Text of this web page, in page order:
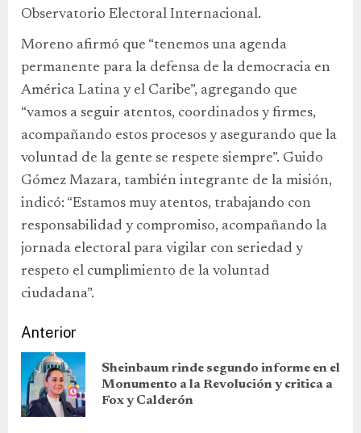
Observatorio Electoral Internacional.
Moreno afirmó que “tenemos una agenda
permanente para la defensa de la democracia en
América Latina y el Caribe”, agregando que
“vamos a seguir atentos, coordinados y firmes,
acompañando estos procesos y asegurando que la
voluntad de la gente se respete siempre”. Guido
Gómez Mazara, también integrante de la misión,
indicó: “Estamos muy atentos, trabajando con
responsabilidad y compromiso, acompañando la
jornada electoral para vigilar con seriedad y
respeto el cumplimiento de la voluntad
ciudadana”.
Anterior
Sheinbaum rinde segundo informe en el
Monumento a la Revolución y critica a
Fox y Calderón